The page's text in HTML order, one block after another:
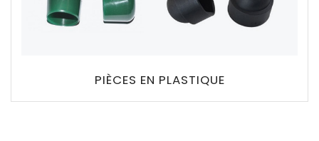
PIÈCES EN PLASTIQUE